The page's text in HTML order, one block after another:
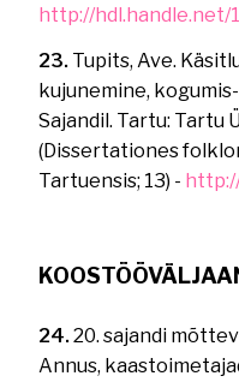
http://hdl.handle.net/
23. Tupits, Ave.
kujunemine,
Sajandil. Tartu: Tartu
(Dissertationes
Tartuensis; 13) -
24.20. sajandi
Annus,